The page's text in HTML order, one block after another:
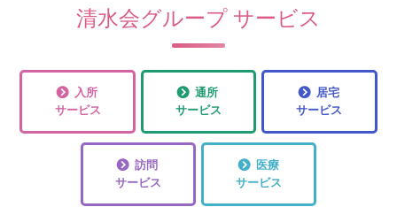
清水会グループ サービス
入所
サービス
通所
サービス
居宅
サービス
訪問
サービス
医療
サービス